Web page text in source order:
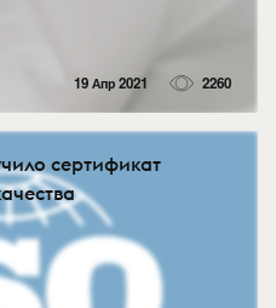
19 Апр 2021 2260
сертификат